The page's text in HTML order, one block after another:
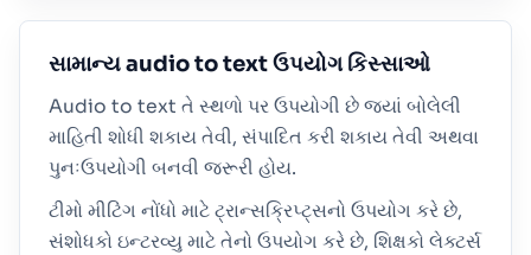
સામાન્ય audio to text ઉપયોગ કિસ્સાઓ
Audio to text તે સ્થળો પર ઉપયોગી છે જ્યાં બોલેલી
માહિતી શોધી શકાય તેવી, સંપાદિત કરી શકાય તેવી અથવા
પુનઃઉપયોગી બનવી જરૂરી હોય.
ટીમો મીટિંગ નોંધો માટે ટ્રાન્સક્રિપ્ટ્સનો ઉપયોગ કરે છે,
સંશોધકો ઇન્ટરવ્યુ માટે તેનો ઉપયોગ કરે છે, શિક્ષકો લેક્ટર્સ